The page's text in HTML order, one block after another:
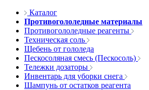
Каталог
Противогололедные материалы
Противогололедные реагенты
Техническая соль
Щебень от гололеда
Пескосоляная смесь (Пескосоль)
Тележки дозаторы
Инвентарь для уборки снега
Шампунь от остатков реагента